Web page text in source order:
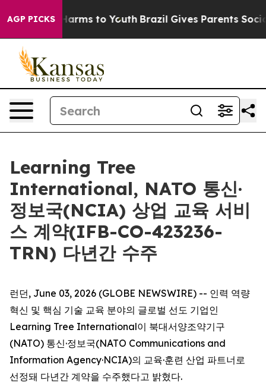
AGP PICKS
Abate Harms to Youth Brazil Gives Parents Social
Learning Tree
International, NATO 통신·
정보국(NCIA) 상업 교육 서비
스 계약(IFB-CO-423236-
TRN) 다년간 수주
런던, June 03, 2026 (GLOBE NEWSWIRE) -- 인력 역량
혁신 및 핵심 기술 교육 분야의 글로벌 선도 기업인
Learning Tree International이 북대서양조약기구
(NATO) 통신·정보국(NATO Communications and
Information Agency·NCIA)의 교육·훈련 산업 파트너로
선정돼 다년간 계약을 수주했다고 밝혔다.